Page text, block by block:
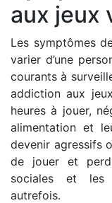
aux jeux
Les symptômes
varier d’une
courants à
addiction aux
heures à jouer,
alimentation et
devenir agressifs
de jouer et
sociales et les
autrefois.